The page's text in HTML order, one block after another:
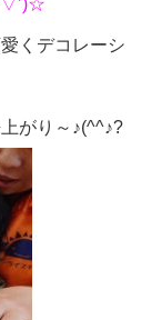
くデコレーシ
がり～♪(^^♪?